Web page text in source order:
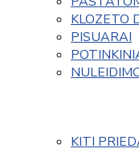
KLOZETO
PISUARAI
KITI